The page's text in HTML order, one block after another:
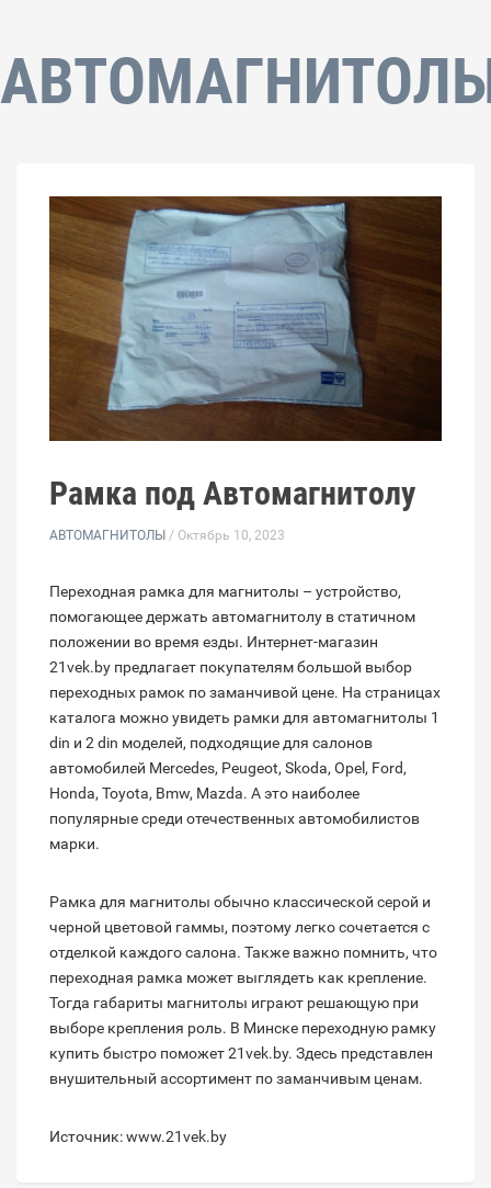
Рамка под Автомагнитолу
АВТОМАГНИТОЛЫ / Октябрь 10, 2023
Переходная рамка для магнитолы – устройство,
помогающее держать автомагнитолу в статичном
положении во время езды. Интернет-магазин
21vek.by предлагает покупателям большой выбор
переходных рамок по заманчивой цене. На страницах
каталога можно увидеть рамки для автомагнитолы 1
din и 2 din моделей, подходящие для салонов
автомобилей Mercedes, Peugeot, Skoda, Opel, Ford,
Honda, Toyota, Bmw, Mazda. А это наиболее
популярные среди отечественных автомобилистов
марки.
Рамка для магнитолы обычно классической серой и
черной цветовой гаммы, поэтому легко сочетается с
отделкой каждого салона. Также важно помнить, что
переходная рамка может выглядеть как крепление.
Тогда габариты магнитолы играют решающую при
выборе крепления роль. В Минске переходную рамку
купить быстро поможет 21vek.by. Здесь представлен
внушительный ассортимент по заманчивым ценам.
Источник: www.21vek.by